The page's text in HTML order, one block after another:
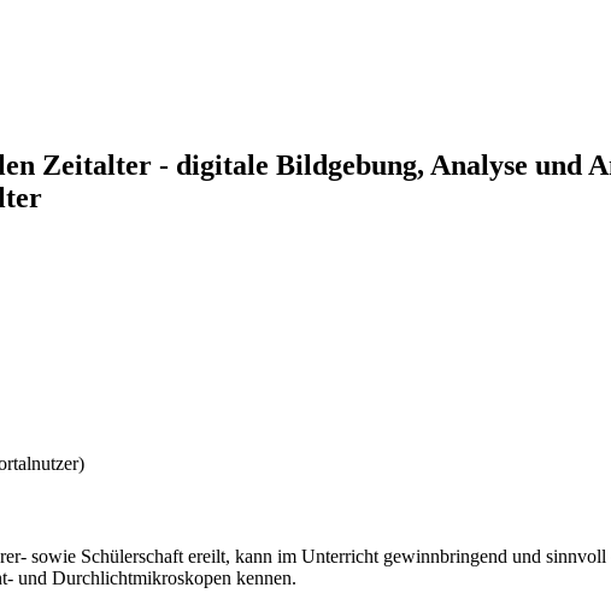
Zeitalter - digitale Bildgebung, Analyse und
sowie Schülerschaft ereilt, kann im Unterricht gewinnbringend und
und Durchlichtmikroskopen kennen.